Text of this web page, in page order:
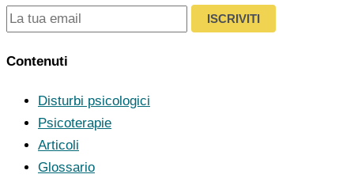
ISCRIVITI
Contenuti
Disturbi psicologici
Psicoterapie
Articoli
Glossario